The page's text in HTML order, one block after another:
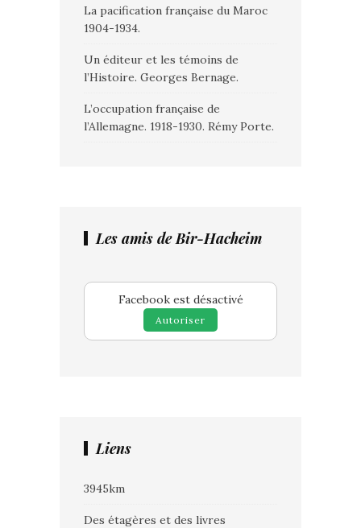
La pacification française du Maroc
1904-1934.
Un éditeur et les témoins de
l’Histoire. Georges Bernage.
L’occupation française de
l’Allemagne. 1918-1930. Rémy Porte.
Les amis de Bir-Hacheim
Facebook est désactivé
Autoriser
Liens
3945km
Des étagères et des livres